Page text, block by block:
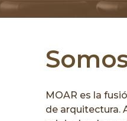
MOAR es la
de arquitectura.